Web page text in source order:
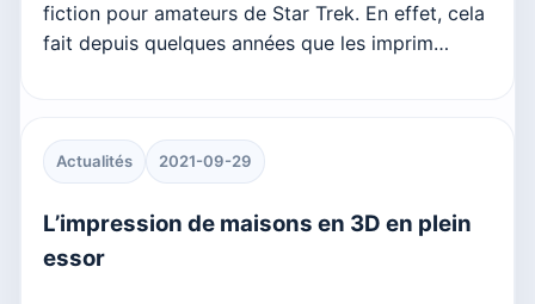
fiction pour amateurs de Star Trek. En effet, cela
fait depuis quelques années que les imprim…
Actualités 2021-09-29
L’impression de maisons en 3D en plein
essor